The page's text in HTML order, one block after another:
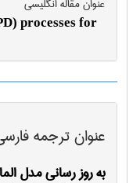
processes for
عنوان ترجمه
به روز رسانی مدل